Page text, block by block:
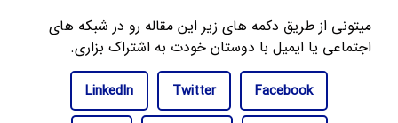
میتونی از طریق دکمه های زیر این مقاله رو در شبکه های
اجتماعی یا ایمیل با دوستان خودت به اشتراک بزاری.
Facebook
Twitter
LinkedIn